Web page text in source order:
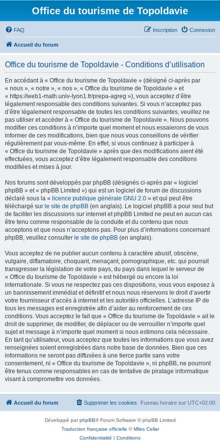
Office du tourisme de Topoldavie
FAQ Connexion
Inscription
Accueil du forum
Office du tourisme de Topoldavie - Conditions d’utilisation
En accédant à « Office du tourisme de Topoldavie » (désigné ci-après par
« nous », « notre », « nos », « Office du tourisme de Topoldavie » et
« https://web1-math.univ-lyon1.fr/prepa-agreg »), vous acceptez d’être
légalement responsable des conditions suivantes. Si vous n’acceptez pas
d’être légalement responsable de toutes les conditions suivantes, veuillez ne
pas utiliser et accéder à « Office du tourisme de Topoldavie ». Nous pouvons
modifier ces conditions à n’importe quel moment et nous essaierons de vous
informer de ces modifications, bien que nous vous conseillons de vérifier
régulièrement par vous-même. En effet, si vous continuez à participer à
« Office du tourisme de Topoldavie » après que des modifications aient été
effectuées, vous acceptez d’être légalement responsable des conditions
modifiées et mises à jour.
Nos forums sont développés par phpBB (désignés ci-après par « logiciel
phpBB » et « phpBB Limited ») qui est un logiciel de forum de discussions
déclaré sous la « licence publique générale GNU 2.0 » et qui peut être
téléchargé sur le site de phpBB (en anglais). Le logiciel phpBB a pour seul but
de faciliter les discussions sur internet et phpBB Limited ne peut en aucun cas
être tenu comme responsable de la conduite et du contenu que nous
acceptons et que nous n’acceptons pas. Pour plus d’informations concernant
phpBB, veuillez consulter le site de phpBB (en anglais).
Vous acceptez de ne publier aucun contenu à caractère abusif, obscène,
vulgaire, diffamatoire, choquant, menaçant, pornographique, etc. qui pourrait
transgresser la législation de votre pays, du pays dans lequel le serveur de
« Office du tourisme de Topoldavie » est hébergé ou encore la loi
internationale. Si vous ne respectez pas ces dispositions, vous vous exposez à
un bannissement immédiat et définitif et nous nous réservons le droit d’avertir
votre fournisseur d’accès à internet et les autorités officielles. L’adresse IP de
tous les messages est enregistrée afin d’aider au renforcement de ces
conditions. Vous acceptez le fait que « Office du tourisme de Topoldavie » ait le
droit de supprimer, de modifier, de déplacer ou de verrouiller n’importe quel
sujet et message à n’importe quel moment si nous estimons cela nécessaire.
En tant qu’utilisateur, vous acceptez que toutes les informations que vous avez
renseignées soient enregistrées dans notre base de données. Bien que ces
informations ne seront pas diffusées à une tierce partie sans votre
consentement, ni « Office du tourisme de Topoldavie », ni phpBB, ne pourront
être tenus comme responsables en cas de tentative de piratage informatique
visant à compromettre vos données.
Accueil du forum Fuseau horaire sur UTC+02:00
Supprimer les cookies
Développé parphpBB® Forum Software © phpBB Limited
Traduction française officielle ©Miles Cellar
Confidentialité | Conditions